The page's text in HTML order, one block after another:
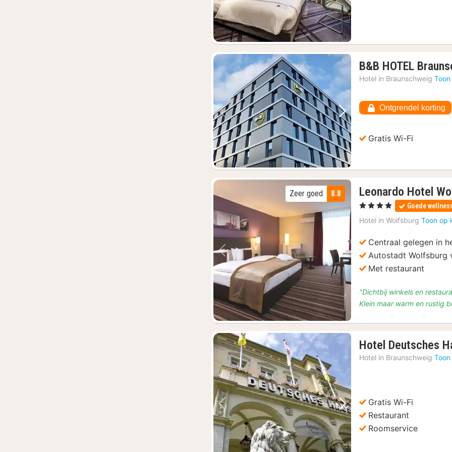
Vorige foto Volgende foto
B&B HOTEL
Hotel in Braunschweig
Ontgrendel korting
Gratis Wi-Fi
Vorige foto Volgende foto
8.8
Zeer goed Leonardo Hotel
, 4 Sterren Goede
Hotel in Wolfsburg Toon op
Centraal gelegen in
Autostadt Wolfsburg
Met restaurant
"Dichtbij winkels en
Klein maar warm en rustig
Vorige foto Volgende foto
Hotel Deutsches
Hotel in Braunschweig
Gratis Wi-Fi
Restaurant
Roomservice